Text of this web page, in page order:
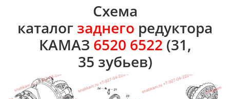
Схема
каталог заднего редуктора
КАМАЗ 6520 6522 (31,
35 зубьев)